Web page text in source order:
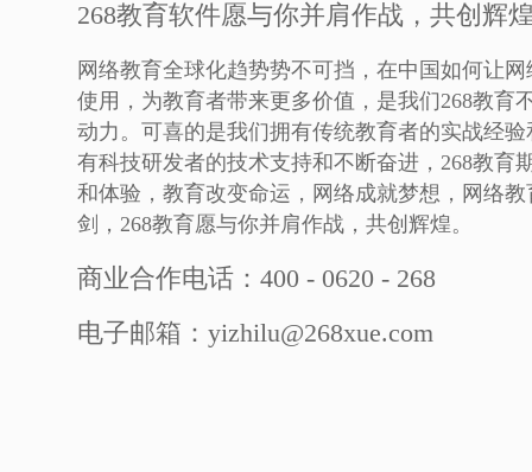
268教育软件愿与你并肩作战，共创辉
网络教育全球化趋势势不可挡，在中国如何让
使用，为教育者带来更多价值，是我们268教育
动力。可喜的是我们拥有传统教育者的实战经
有科技研发者的技术支持和不断奋进，268教育
和体验，教育改变命运，网络成就梦想，网络
剑，268教育愿与你并肩作战，共创辉煌。
商业合作电话：400 - 0620 - 268
电子邮箱：yizhilu@268xue.com